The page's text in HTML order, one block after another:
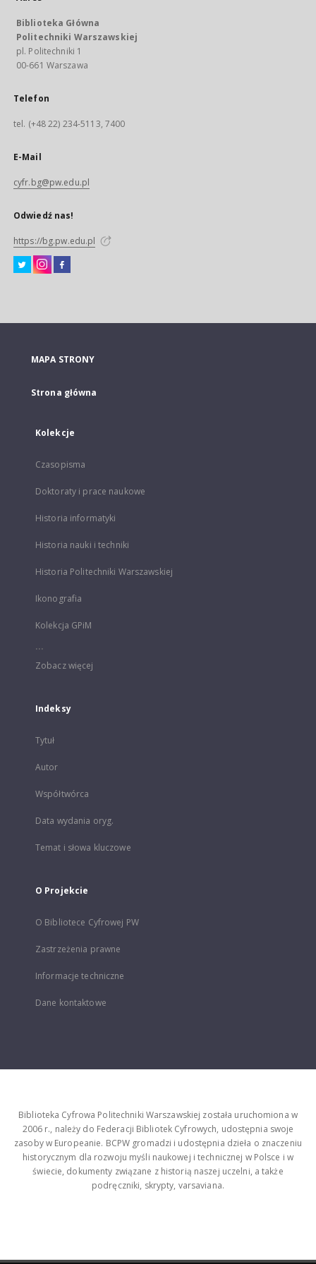
Biblioteka Główna
Politechniki Warszawskiej
pl. Politechniki 1
00-661 Warszawa
Telefon
tel. (+48 22) 234-5113, 7400
E-Mail
cyfr.bg@pw.edu.pl
Odwiedź nas!
https://bg.pw.edu.pl
MAPA STRONY
Strona główna
Kolekcje
Czasopisma
Doktoraty i prace naukowe
Historia informatyki
Historia nauki i techniki
Historia Politechniki Warszawskiej
Ikonografia
Kolekcja GPiM
...
Zobacz więcej
Indeksy
Tytuł
Autor
Współtwórca
Data wydania oryg.
Temat i słowa kluczowe
O Projekcie
O Bibliotece Cyfrowej PW
Zastrzeżenia prawne
Informacje techniczne
Dane kontaktowe
Biblioteka Cyfrowa Politechniki Warszawskiej została uruchomiona w
2006 r., należy do Federacji Bibliotek Cyfrowych, udostępnia swoje
zasoby w Europeanie. BCPW gromadzi i udostępnia dzieła o znaczeniu
historycznym dla rozwoju myśli naukowej i technicznej w Polsce i w
świecie, dokumenty związane z historią naszej uczelni, a także
podręczniki, skrypty, varsaviana.